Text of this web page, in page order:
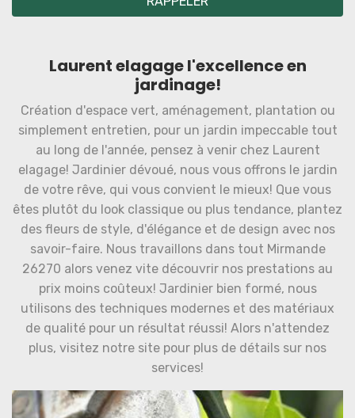
Laurent elagage l'excellence en
jardinage!
Création d'espace vert, aménagement, plantation ou
simplement entretien, pour un jardin impeccable tout
au long de l'année, pensez à venir chez Laurent
elagage! Jardinier dévoué, nous vous offrons le jardin
de votre rêve, qui vous convient le mieux! Que vous
êtes plutôt du look classique ou plus tendance, plantez
des fleurs de style, d'élégance et de design avec nos
savoir-faire. Nous travaillons dans tout Mirmande
26270 alors venez vite découvrir nos prestations au
prix moins coûteux! Jardinier bien formé, nous
utilisons des techniques modernes et des matériaux
de qualité pour un résultat réussi! Alors n'attendez
plus, visitez notre site pour plus de détails sur nos
services!